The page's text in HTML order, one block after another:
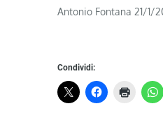
Antonio Fontana 21/1/
Condividi: